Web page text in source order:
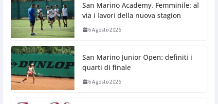
San Marino Academy. Femminile: al
via i lavori della nuova stagion
6 Agosto 2026
San Marino Junior Open: definiti i
quarti di finale
6 Agosto 2026